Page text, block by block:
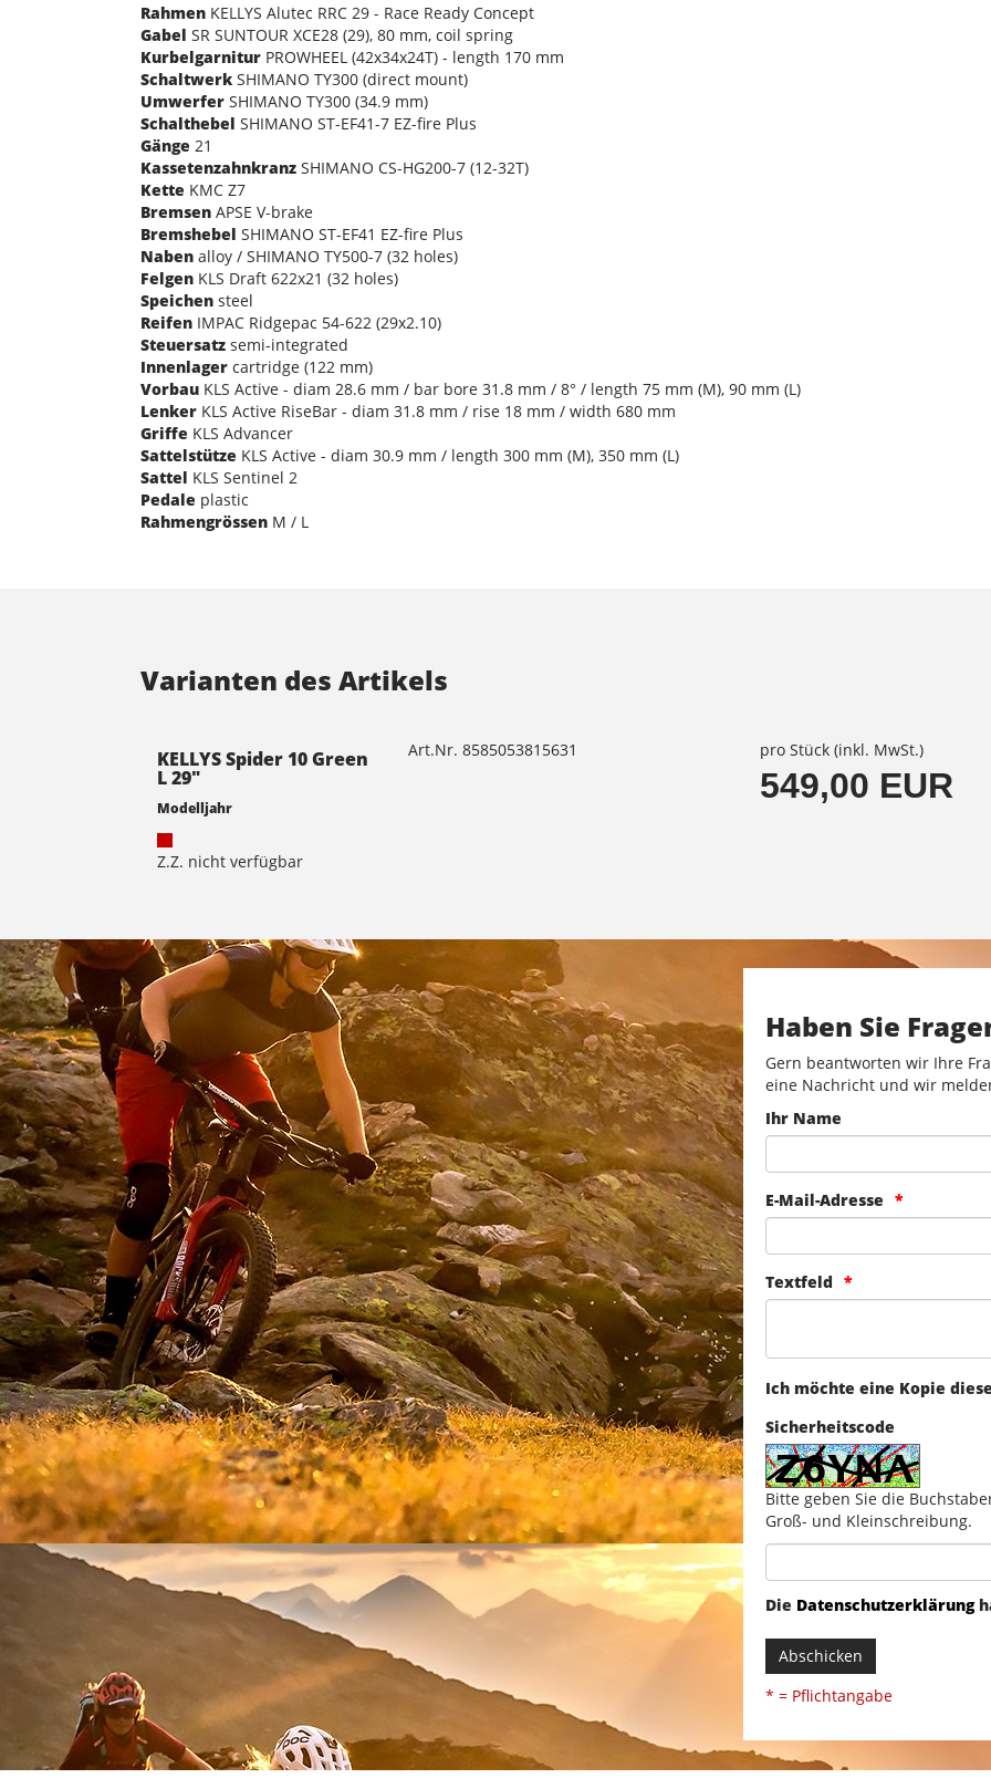
Rahmen KELLYS Alutec RRC 29 - Race Ready Concept
Gabel SR SUNTOUR XCE28 (29), 80 mm, coil spring
Kurbelgarnitur PROWHEEL (42x34x24T) - length 170 mm
Schaltwerk SHIMANO TY300 (direct mount)
Umwerfer SHIMANO TY300 (34.9 mm)
Schalthebel SHIMANO ST-EF41-7 EZ-fire Plus
Gänge 21
Kassetenzahnkranz SHIMANO CS-HG200-7 (12-32T)
Kette KMC Z7
Bremsen APSE V-brake
Bremshebel SHIMANO ST-EF41 EZ-fire Plus
Naben alloy / SHIMANO TY500-7 (32 holes)
Felgen KLS Draft 622x21 (32 holes)
Speichen steel
Reifen IMPAC Ridgepac 54-622 (29x2.10)
Steuersatz semi-integrated
Innenlager cartridge (122 mm)
Vorbau KLS Active - diam 28.6 mm / bar bore 31.8 mm / 8° / length 75 mm (M), 90 mm (L)
Lenker KLS Active RiseBar - diam 31.8 mm / rise 18 mm / width 680 mm
Griffe KLS Advancer
Sattelstütze KLS Active - diam 30.9 mm / length 300 mm (M), 350 mm (L)
Sattel KLS Sentinel 2
Pedale plastic
Rahmengrössen M / L
Varianten des Artikels
KELLYS Spider 10 Green
L 29"
Modelljahr
Z.Z. nicht verfügbar
Art.Nr. 8585053815631 pro Stück (inkl. MwSt.)
549,00 EUR
Haben Sie
Gern beantworten wir Ihre
eine Nachricht und wir
Ihr Name
E-Mail-Adresse
Textfeld
Ich möchte eine Kopie
Sicherheitscode
Bitte geben Sie die
Groß- und Kleinschreibung.
Die Datenschutzerklärung
Abschicken
* = Pflichtangabe